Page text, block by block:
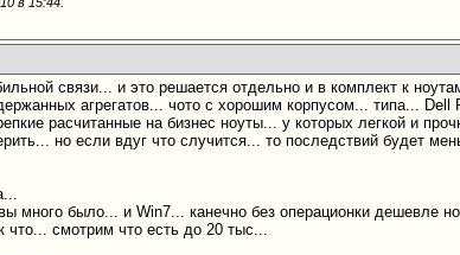
связи... и это решается отдельно и в комплект к
агрегатов... чото с хорошим корпусом... типа...
расчитанные на бизнес ноуты... у которых легкой и
но если вдуг что случится... то последствий будет
много было... и Win7... канечно без операционки дешевле
что... смотрим что есть до 20 тыс...